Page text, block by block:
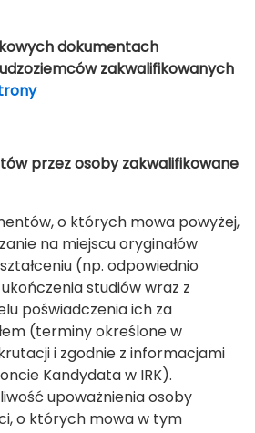
dokumentach
zakwalifikowanych
przez osoby zakwalifikowane
o których mowa powyżej,
na miejscu oryginałów
(np. odpowiednio
studiów wraz z
poświadczenia ich za
(terminy określone w
i zgodnie z informacjami
Kandydata w IRK).
upoważnienia osoby
o których mowa w tym